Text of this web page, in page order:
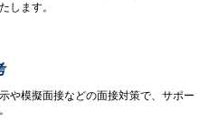
します。
や模擬面接などの面接対策で、サポー